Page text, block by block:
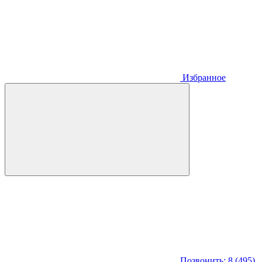
Избранное